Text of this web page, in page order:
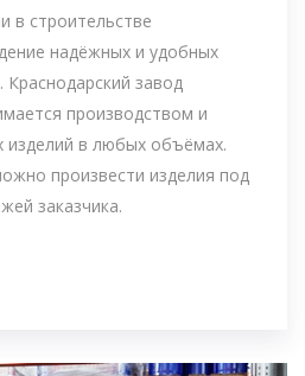
в строительстве
надёжных и удобных
завод
производством и
изделий в любых объёмах.
произвести изделия под
заказчика.